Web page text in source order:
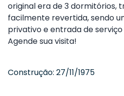
original era de 3 dormitórios,
facilmente revertida, sendo
privativo e entrada de
Agende sua visita!
Construção: 27/11/1975